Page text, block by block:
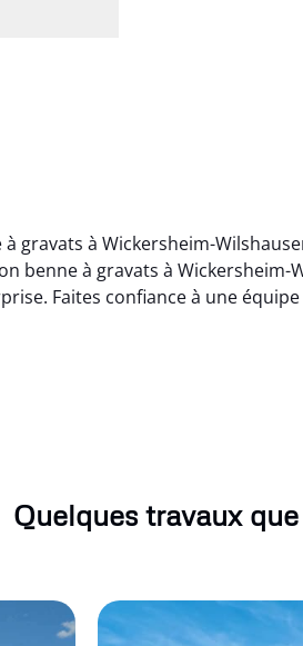
gravats à Wickersheim-
benne à gravats à
Faites confiance à une
Quelques travaux